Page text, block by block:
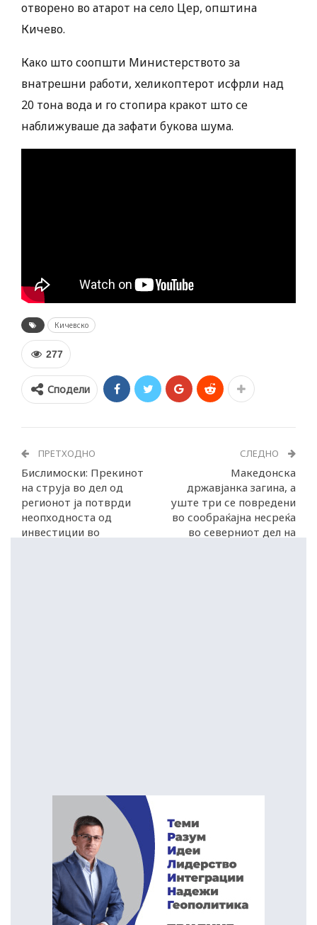
отворено во атарот на село Цер, општина
Кичево.
Како што соопшти Министерството за
внатрешни работи, хеликоптерот исфрли над
20 тона вода и го стопира кракот што се
наближуваше да зафати букова шума.
Кичевско
277
Сподели
ПРЕТХОДНО
Бислимоски: Прекинот
на струја во дел од
регионот ја потврди
неопходноста од
инвестиции во
СЛЕДНО
Македонска
државјанка загина, а
уште три се повредени
во сообраќајна несреќа
во северниот дел на